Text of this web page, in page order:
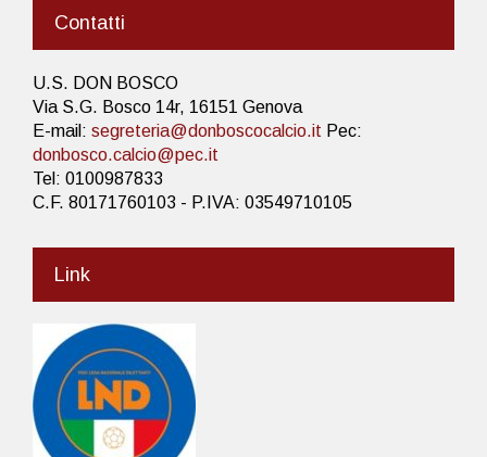
Contatti
U.S. DON BOSCO
Via S.G. Bosco 14r, 16151 Genova
E-mail: segreteria@donboscocalcio.it Pec:
donbosco.calcio@pec.it
Tel: 0100987833
C.F. 80171760103 - P.IVA: 03549710105
Link